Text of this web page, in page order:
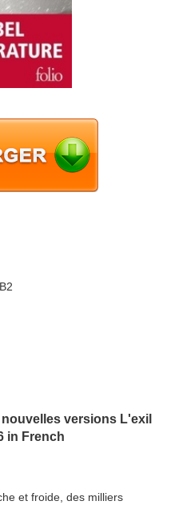
versions L'exil
in French
et froide, des milliers